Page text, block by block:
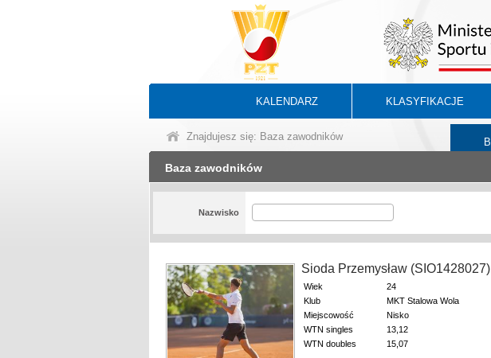
KALENDARZ KLASYFIKACJE
Znajdujesz się: Baza zawodników
Baza zawodników
Nazwisko
Sioda Przemysław (SIO1428027)
Wiek
24
Klub
MKT Stalowa Wola
Miejscowość
Nisko
WTN singles
13,12
WTN doubles
15,07